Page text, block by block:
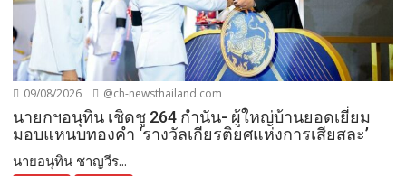
09/08/2026 @ch-newsthailand.com
นายกฯอนุทิน เชิดชู 264 กำนัน- ผู้ใหญ่บ้านยอดเยี่ยม
มอบแหนบทองคำ ‘รางวัลเกียรติยศแห่งการเสียสละ’
นายอนุทิน ชาญวีร...